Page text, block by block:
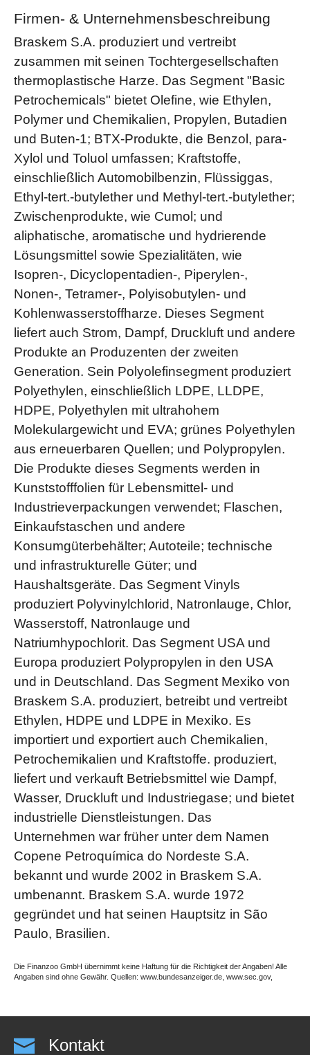
Firmen- & Unternehmensbeschreibung
Braskem S.A. produziert und vertreibt
zusammen mit seinen Tochtergesellschaften
thermoplastische Harze. Das Segment "Basic
Petrochemicals" bietet Olefine, wie Ethylen,
Polymer und Chemikalien, Propylen, Butadien
und Buten-1; BTX-Produkte, die Benzol, para-
Xylol und Toluol umfassen; Kraftstoffe,
einschließlich Automobilbenzin, Flüssiggas,
Ethyl-tert.-butylether und Methyl-tert.-butylether;
Zwischenprodukte, wie Cumol; und
aliphatische, aromatische und hydrierende
Lösungsmittel sowie Spezialitäten, wie
Isopren-, Dicyclopentadien-, Piperylen-,
Nonen-, Tetramer-, Polyisobutylen- und
Kohlenwasserstoffharze. Dieses Segment
liefert auch Strom, Dampf, Druckluft und andere
Produkte an Produzenten der zweiten
Generation. Sein Polyolefinsegment produziert
Polyethylen, einschließlich LDPE, LLDPE,
HDPE, Polyethylen mit ultrahohem
Molekulargewicht und EVA; grünes Polyethylen
aus erneuerbaren Quellen; und Polypropylen.
Die Produkte dieses Segments werden in
Kunststofffolien für Lebensmittel- und
Industrieverpackungen verwendet; Flaschen,
Einkaufstaschen und andere
Konsumgüterbehälter; Autoteile; technische
und infrastrukturelle Güter; und
Haushaltsgeräte. Das Segment Vinyls
produziert Polyvinylchlorid, Natronlauge, Chlor,
Wasserstoff, Natronlauge und
Natriumhypochlorit. Das Segment USA und
Europa produziert Polypropylen in den USA
und in Deutschland. Das Segment Mexiko von
Braskem S.A. produziert, betreibt und vertreibt
Ethylen, HDPE und LDPE in Mexiko. Es
importiert und exportiert auch Chemikalien,
Petrochemikalien und Kraftstoffe. produziert,
liefert und verkauft Betriebsmittel wie Dampf,
Wasser, Druckluft und Industriegase; und bietet
industrielle Dienstleistungen. Das
Unternehmen war früher unter dem Namen
Copene Petroquímica do Nordeste S.A.
bekannt und wurde 2002 in Braskem S.A.
umbenannt. Braskem S.A. wurde 1972
gegründet und hat seinen Hauptsitz in São
Paulo, Brasilien.
Die Finanzoo GmbH übernimmt keine Haftung für die Richtigkeit der Angaben! Alle
Angaben sind ohne Gewähr. Quellen: www.bundesanzeiger.de, www.sec.gov,
Kontakt